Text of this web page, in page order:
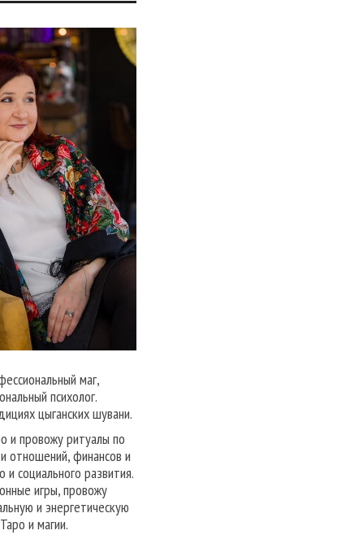
маг,
психолог.
цыганских шувани.
и провожу ритуалы по
отношений, финансов и
и социального развития.
игры, провожу
и энергетическую
и магии.